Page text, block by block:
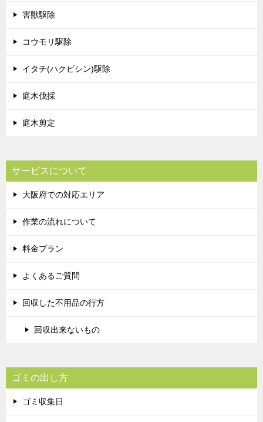
害獣駆除
コウモリ駆除
イタチ(ハクビシン)駆除
庭木伐採
庭木剪定
サービスについて
大阪府での対応エリア
作業の流れについて
料金プラン
よくあるご質問
回収した不用品の行方
回収出来ないもの
ゴミの出し方
ゴミ収集日